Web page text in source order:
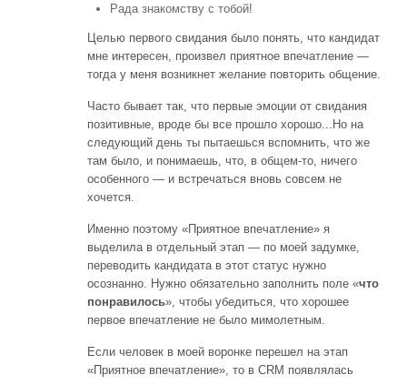
Рада знакомству с тобой!
Целью первого свидания было понять, что кандидат
мне интересен, произвел приятное впечатление —
тогда у меня возникнет желание повторить общение.
Часто бывает так, что первые эмоции от свидания
позитивные, вроде бы все прошло хорошо...Но на
следующий день ты пытаешься вспомнить, что же
там было, и понимаешь, что, в общем-то, ничего
особенного — и встречаться вновь совсем не
хочется.
Именно поэтому «Приятное впечатление» я
выделила в отдельный этап — по моей задумке,
переводить кандидата в этот статус нужно
осознанно. Нужно обязательно заполнить поле «что
понравилось», чтобы убедиться, что хорошее
первое впечатление не было мимолетным.
Если человек в моей воронке перешел на этап
«Приятное впечатление», то в CRM появлялась